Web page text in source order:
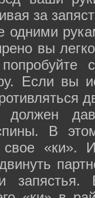
за
одними
вы
Если вы
должен
В
свое «ки».
запястья.